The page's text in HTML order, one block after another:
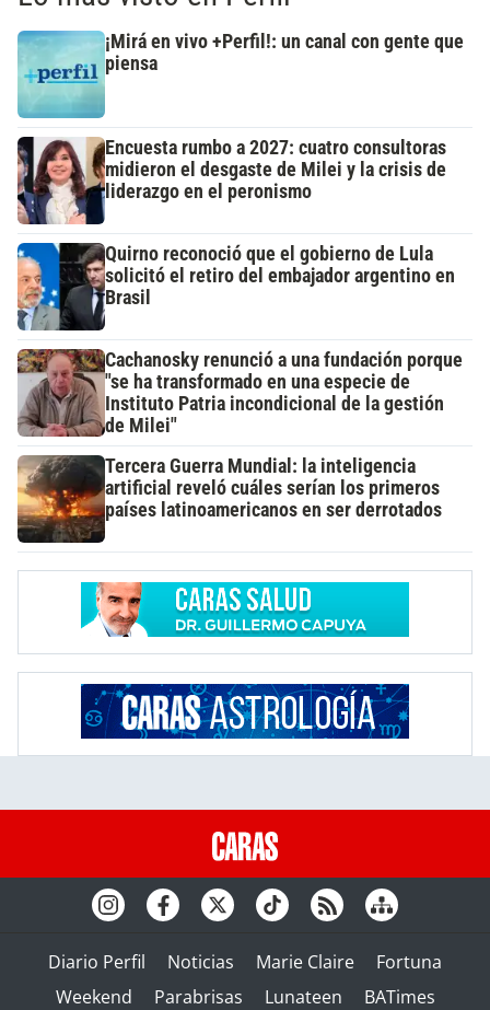
¡Mirá en vivo +Perfil!: un canal con gente que
piensa
Encuesta rumbo a 2027: cuatro consultoras
midieron el desgaste de Milei y la crisis de
liderazgo en el peronismo
Quirno reconoció que el gobierno de Lula
solicitó el retiro del embajador argentino en
Brasil
Cachanosky renunció a una fundación porque
"se ha transformado en una especie de
Instituto Patria incondicional de la gestión
de Milei"
Tercera Guerra Mundial: la inteligencia
artificial reveló cuáles serían los primeros
países latinoamericanos en ser derrotados
Diario Perfil Noticias Marie Claire
Fortuna
Weekend
Parabrisas Lunateen BATimes